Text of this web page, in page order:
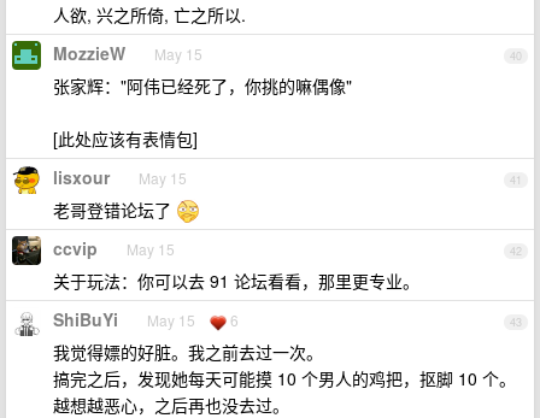
人欲, 兴之所倚, 亡之所以.
40
MozzieW May 15
张家辉："阿伟已经死了，你挑的嘛偶像"
[此处应该有表情包]
41
lisxour May 15
老哥登错论坛了
42
ccvip May 15
关于玩法：你可以去 91 论坛看看，那里更专业。
43
ShiBuYi May 15 6
我觉得嫖的好脏。我之前去过一次。
搞完之后，发现她每天可能摸 10 个男人的鸡把，抠脚 10 个。
越想越恶心，之后再也没去过。